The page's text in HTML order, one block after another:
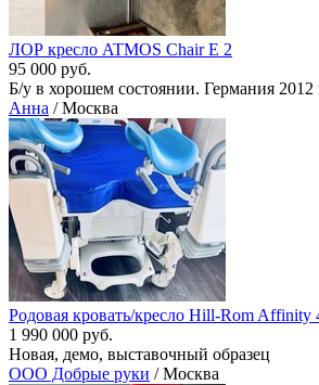
ЛОР кресло ATMOS Chair E 2
95 000 руб.
Б/у в хорошем состоянии. Германия 2012
Анна / Москва
Родовая кровать/кресло Hill-Rom Affinity
1 990 000 руб.
Новая, демо, выставочный образец
ООО Добрые руки / Москва